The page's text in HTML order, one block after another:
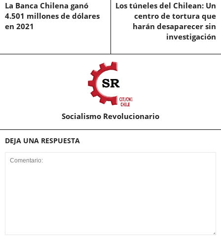
La Banca Chilena ganó
4.501 millones de dólares
en 2021
Los túneles del Chilean: Un
centro de tortura que
harán desaparecer sin
investigación
Socialismo Revolucionario
DEJA UNA RESPUESTA